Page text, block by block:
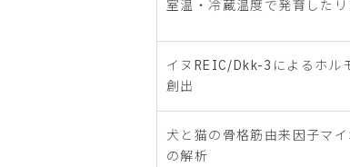
室温・冷蔵温度で発育した
イヌREIC/Dkk-3によるホル
創出
犬と猫の骨格筋由来因子マ
の解析